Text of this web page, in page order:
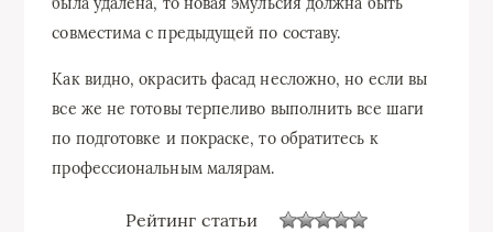
совместима с предыдущей по составу.
Как видно, окрасить фасад несложно, но если вы
все же не готовы терпеливо выполнить все шаги
по подготовке и покраске, то обратитесь к
профессиональным малярам.
Рейтинг статьи